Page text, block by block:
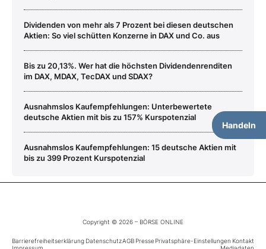
Handeln
Dividenden von mehr als 7 Prozent bei diesen deutschen
Aktien: So viel schütten Konzerne in DAX und Co. aus
Bis zu 20,13%. Wer hat die höchsten Dividendenrenditen
im DAX, MDAX, TecDAX und SDAX?
Ausnahmslos Kaufempfehlungen: Unterbewertete
deutsche Aktien mit bis zu 157% Kurspotenzial
Ausnahmslos Kaufempfehlungen: 15 deutsche Aktien mit
bis zu 399 Prozent Kurspotenzial
Copyright © 2026 – BÖRSE ONLINE
Barrierefreiheitserklärung DatenschutzAGB PressePrivatsphäre-Einstellungen Kontakt
Impressum
Mediadaten